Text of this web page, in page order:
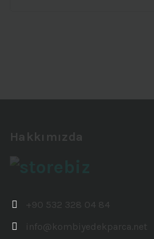
Hakkımızda
+90 532 328 04 84
info@kombiyedekparca.net